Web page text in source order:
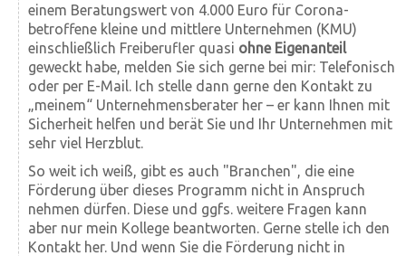
einem Beratungs­wert von 4.000 Euro für Corona-
betroffene kleine und mittlere Unter­nehmen (KMU)
einschließlich Frei­beruf­ler quasi ohne Eigenanteil
geweckt habe, melden Sie sich gerne bei mir: Telefonisch
oder per E-Mail. Ich stelle dann gerne den Kontakt zu
„meinem“ Unternehmens­berater her – er kann Ihnen mit
Sicher­heit helfen und berät Sie und Ihr Unter­nehmen mit
sehr viel Herz­blut.
So weit ich weiß, gibt es auch "Branchen", die eine
Förderung über dieses Programm nicht in Anspruch
nehmen dürfen. Diese und ggfs. weitere Fragen kann
aber nur mein Kollege beantworten. Gerne stelle ich den
Kontakt her. Und wenn Sie die Förderung nicht in